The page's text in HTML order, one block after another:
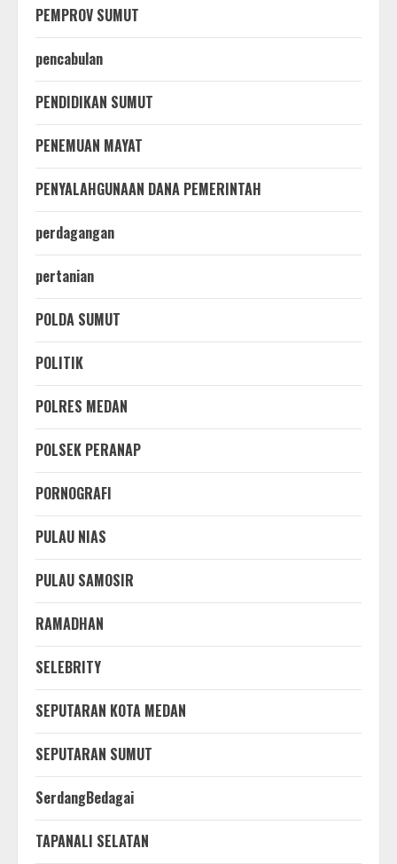
PEMPROV SUMUT
pencabulan
PENDIDIKAN SUMUT
PENEMUAN MAYAT
PENYALAHGUNAAN DANA PEMERINTAH
perdagangan
pertanian
POLDA SUMUT
POLITIK
POLRES MEDAN
POLSEK PERANAP
PORNOGRAFI
PULAU NIAS
PULAU SAMOSIR
RAMADHAN
SELEBRITY
SEPUTARAN KOTA MEDAN
SEPUTARAN SUMUT
SerdangBedagai
TAPANALI SELATAN